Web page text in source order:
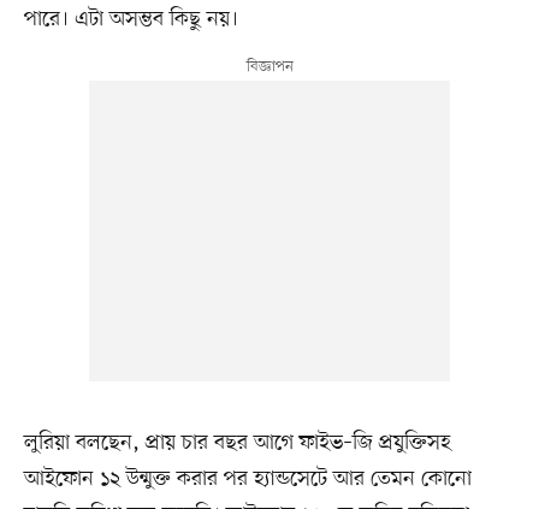
পারে। এটা অসম্ভব কিছু নয়।
লুরিয়া বলছেন, প্রায় চার বছর আগে ফাইভ–জি প্রযুক্তিসহ
আইফোন ১২ উন্মুক্ত করার পর হ্যান্ডসেটে আর তেমন কোনো